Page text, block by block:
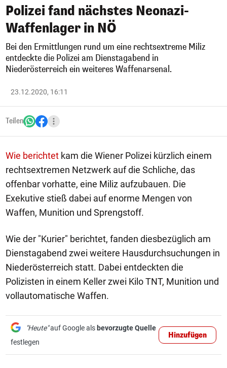
Polizei fand nächstes Neonazi-
Waffenlager in NÖ
Bei den Ermittlungen rund um eine rechtsextreme Miliz
entdeckte die Polizei am Dienstagabend in
Niederösterreich ein weiteres Waffenarsenal.
23.12.2020, 16:11
Teilen
Wie berichtet kam die Wiener Polizei kürzlich einem
rechtsextremen Netzwerk auf die Schliche, das
offenbar vorhatte, eine Miliz aufzubauen. Die
Exekutive stieß dabei auf enorme Mengen von
Waffen, Munition und Sprengstoff.
Wie der "Kurier" berichtet, fanden diesbezüglich am
Dienstagabend zwei weitere Hausdurchsuchungen in
Niederösterreich statt. Dabei entdeckten die
Polizisten in einem Keller zwei Kilo TNT, Munition und
vollautomatische Waffen.
"Heute"auf Google als bevorzugte Quelle
festlegen
Hinzufügen